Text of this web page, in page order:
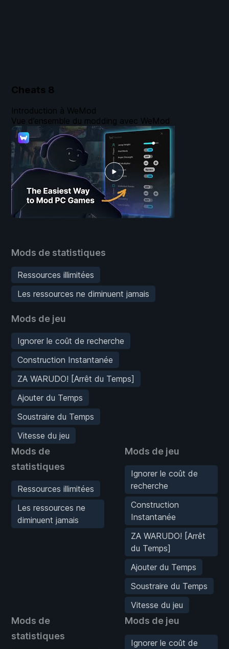
Cheats 8
Mods de statistiques
Ressources illimitées
Les ressources ne diminuent jamais
Mods de jeu
Ignorer le coût de recherche
Construction Instantanée
ZA WARUDO! [Arrêt du Temps]
Ajouter du Temps
Soustraire du Temps
Vitesse du jeu
Mods de
statistiques
Ressources illimitées
Les ressources ne
diminuent jamais
Mods de jeu
Ignorer le coût de
recherche
Construction
Instantanée
ZA WARUDO! [Arrêt
du Temps]
Ajouter du Temps
Soustraire du Temps
Vitesse du jeu
Mods de
statistiques
Mods de jeu
Ignorer le coût de
Introduction à WeMod
Vue d’ensemble du modding avec WeMod